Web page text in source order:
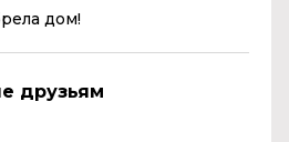
дом!
друзьям